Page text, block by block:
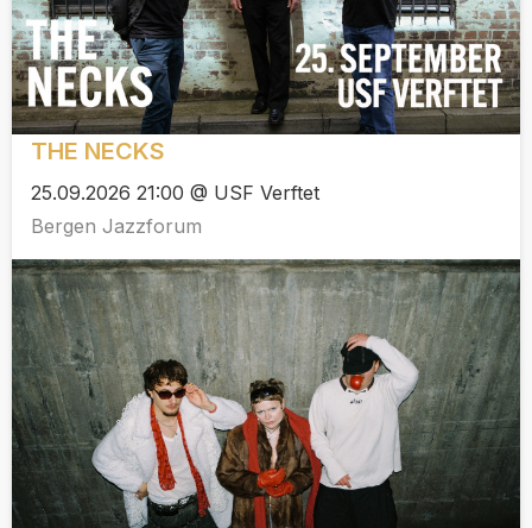
THE NECKS
25.09.2026 21:00 @ USF Verftet
Bergen Jazzforum